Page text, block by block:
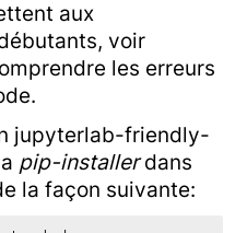
aux
voir
les erreurs
jupyterlab-friendly-
pip-installerdans
la façon suivante: